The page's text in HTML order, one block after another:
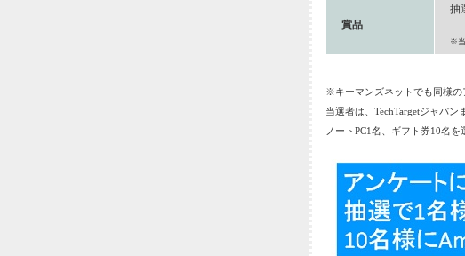
賞品
抽
10
※当
※キーマンズネットでも同様の
当選者は、TechTargetジャパ
ノートPC1名、ギフト券10名を